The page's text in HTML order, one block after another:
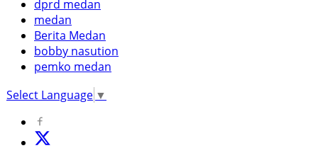
dprd medan
medan
Berita Medan
bobby nasution
pemko medan
Select Language ▼